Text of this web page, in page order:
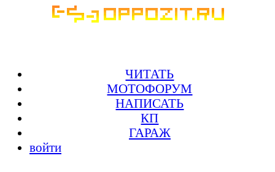
ЧИТАТЬ
МОТОФОРУМ
НАПИСАТЬ
КП
ГАРАЖ
войти